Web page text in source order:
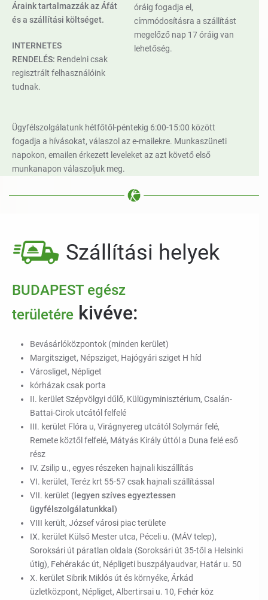
Áraink tartalmazzák az Áfát
és a szállítási költséget.
INTERNETES
RENDELÉS: Rendelni csak
regisztrált felhasználóink
tudnak.
óráig fogadja el,
címmódosításra a szállítást
megelőző nap 17 óráig van
lehetőség.
Ügyfélszolgálatunk hétfőtől-péntekig 6:00-15:00 között
fogadja a hívásokat, válaszol az e-mailekre. Munkaszüneti
napokon, emailen érkezett leveleket az azt követő első
munkanapon válaszoljuk meg.
Szállítási helyek
BUDAPEST egész
területére kivéve:
Bevásárlóközpontok (minden kerület)
Margitsziget, Népsziget, Hajógyári sziget H híd
Városliget, Népliget
kórházak csak porta
II. kerület Szépvölgyi dűlő, Külügyminisztérium, Csalán-
Battai-Cirok utcától felfelé
III. kerület Flóra u, Virágnyereg utcától Solymár felé,
Remete köztől felfelé, Mátyás Király úttól a Duna felé eső
rész
IV. Zsilip u., egyes részeken hajnali kiszállítás
VI. kerület, Teréz krt 55-57 csak hajnali szállítással
VII. kerület (legyen szíves egyeztessen
ügyfélszolgálatunkkal)
VIII került, József városi piac területe
IX. kerület Külső Mester utca, Péceli u. (MÁV telep),
Soroksári út páratlan oldala (Soroksári út 35-től a Helsinki
útig), Fehérakác út, Népligeti buszpályaudvar, Határ u. 50
X. kerület Sibrik Miklós út és környéke, Árkád
üzletközpont, Népliget, Albertirsai u. 10, Fehér köz